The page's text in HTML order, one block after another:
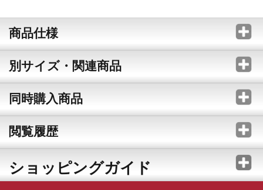
商品仕様
別サイズ・関連商品
同時購入商品
閲覧履歴
ショッピングガイド